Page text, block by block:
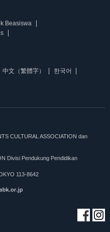
Beasiswa
中文（繁體字）
한국어
CULTURAL ASSOCIATION dan
Divisi Pendukung Pendidikan
113-8642